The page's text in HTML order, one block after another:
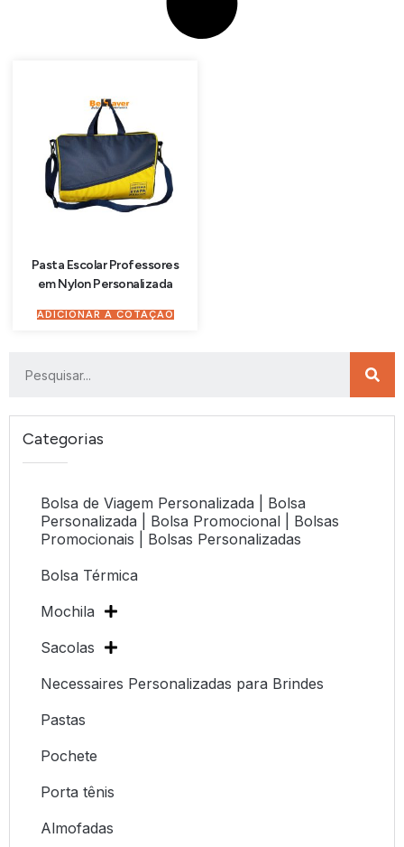
Categorias
Bolsa de Viagem Personalizada | Bolsa
Personalizada | Bolsa Promocional | Bolsas
Promocionais | Bolsas Personalizadas
Bolsa Térmica
Mochila
Sacolas
Necessaires Personalizadas para Brindes
Pastas
Pochete
Porta tênis
Almofadas
Pasta Escolar Professores
em Nylon Personalizada
ADICIONAR À COTAÇÃO